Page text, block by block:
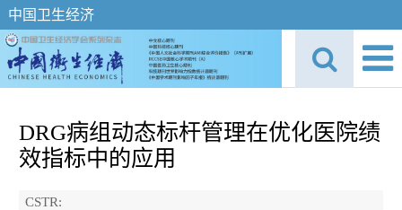
中国卫生经济
DRG病组动态标杆管理在优化医院绩
效指标中的应用
CSTR: